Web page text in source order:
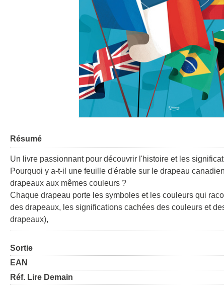
Résumé
Un livre passionnant pour découvrir l'histoire et les
Pourquoi y a-t-il une feuille d'érable sur le drapeau
drapeaux aux mêmes couleurs ?
Chaque drapeau porte les symboles et les couleurs qui
des drapeaux, les significations cachées des couleurs et
drapeaux),
Sortie
EAN
Réf. Lire Demain